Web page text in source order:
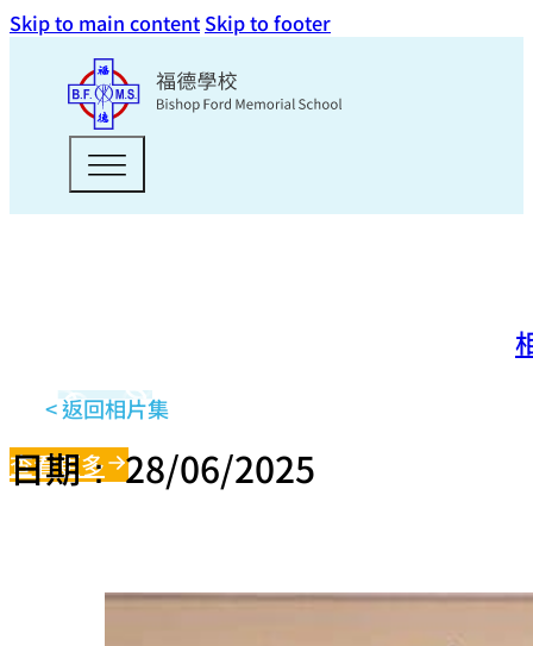
Skip to main content Skip to footer
< 返回相片集
查看更多
日期： 28/06/2025